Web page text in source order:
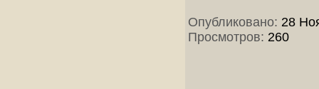
Опубликовано: 28
Просмотров: 260